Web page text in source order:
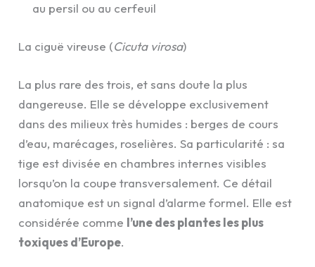
au persil ou au cerfeuil
La ciguë vireuse (Cicuta virosa)
La plus rare des trois, et sans doute la plus
dangereuse. Elle se développe exclusivement
dans des milieux très humides : berges de cours
d’eau, marécages, roselières. Sa particularité : sa
tige est divisée en chambres internes visibles
lorsqu’on la coupe transversalement. Ce détail
anatomique est un signal d’alarme formel. Elle est
considérée comme l’une des plantes les plus
toxiques d’Europe.